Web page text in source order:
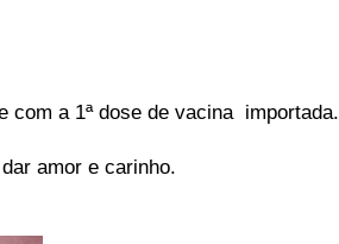
com a 1ª dose de vacina importada.
amor e carinho.